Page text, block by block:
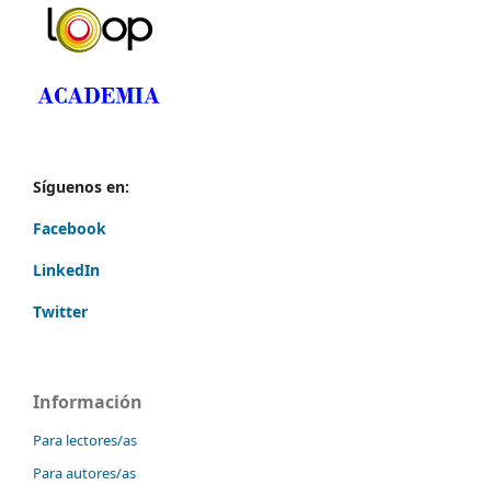
Síguenos en:
Facebook
LinkedIn
Twitter
Información
Para lectores/as
Para autores/as